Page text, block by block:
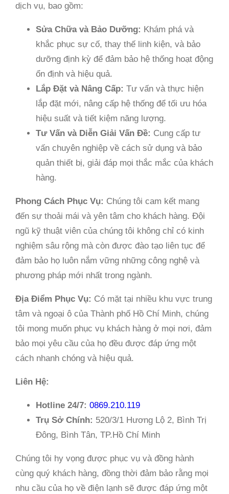
dịch vụ, bao gồm:
Sửa Chữa và Bảo Dưỡng: Khám phá và
khắc phục sự cố, thay thế linh kiện, và bảo
dưỡng định kỳ để đảm bảo hệ thống hoạt động
ổn định và hiệu quả.
Lắp Đặt và Nâng Cấp: Tư vấn và thực hiện
lắp đặt mới, nâng cấp hệ thống để tối ưu hóa
hiệu suất và tiết kiệm năng lượng.
Tư Vấn và Diễn Giải Vấn Đề: Cung cấp tư
vấn chuyên nghiệp về cách sử dụng và bảo
quản thiết bị, giải đáp mọi thắc mắc của khách
hàng.
Phong Cách Phục Vụ: Chúng tôi cam kết mang
đến sự thoải mái và yên tâm cho khách hàng. Đội
ngũ kỹ thuật viên của chúng tôi không chỉ có kinh
nghiệm sâu rộng mà còn được đào tạo liên tục để
đảm bảo họ luôn nắm vững những công nghệ và
phương pháp mới nhất trong ngành.
Địa Điểm Phục Vụ: Có mặt tại nhiều khu vực trung
tâm và ngoại ô của Thành phố Hồ Chí Minh, chúng
tôi mong muốn phục vụ khách hàng ở mọi nơi, đảm
bảo mọi yêu cầu của họ đều được đáp ứng một
cách nhanh chóng và hiệu quả.
Liên Hệ:
Hotline 24/7: 0869.210.119
Trụ Sở Chính: 520/3/1 Hương Lộ 2, Bình Trị
Đông, Bình Tân, TP.Hồ Chí Minh
Chúng tôi hy vọng được phục vụ và đồng hành
cùng quý khách hàng, đồng thời đảm bảo rằng mọi
nhu cầu của họ về điện lạnh sẽ được đáp ứng một